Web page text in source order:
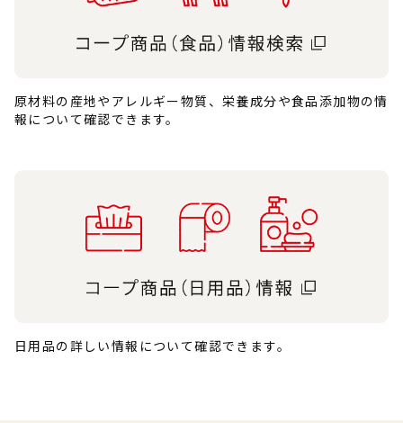
原材料の産地やアレルギー物質、栄養成分や食品添加物の情
報について確認できます。
日用品の詳しい情報について確認できます。